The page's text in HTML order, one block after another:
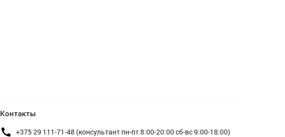
Контакты
+375 29 111-71-48 (консультант пн-пт 8:00-20:00 сб-вс 9:00-18:00)